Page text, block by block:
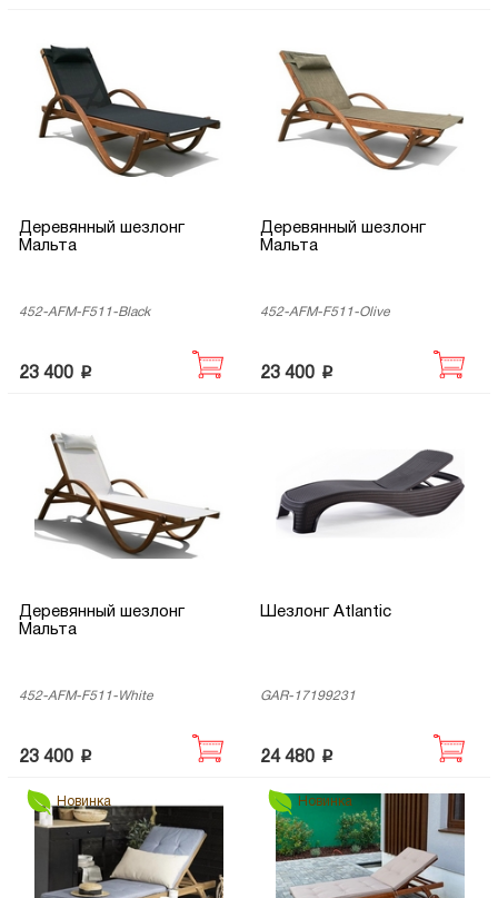
Деревянный шезлонг
Мальта
452-AFM-F511-Black
23 400 p
Деревянный шезлонг
Мальта
452-AFM-F511-Olive
23 400 p
Деревянный шезлонг
Мальта
452-AFM-F511-White
23 400 p
Шезлонг Atlantic
GAR-17199231
24 480 p
Новинка Новинка